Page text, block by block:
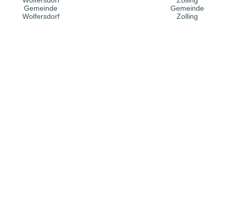
Gemeinde
Wolfersdorf
Gemeinde
Zolling